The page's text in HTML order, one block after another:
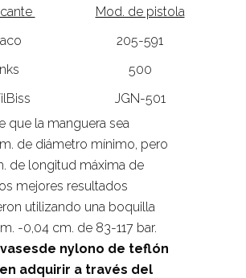
Mod. de pistola
205-591
500
JGN-501
que la manguera sea
de diámetro mínimo, pero
de longitud máxima de
mejores resultados
utilizando una boquilla
-0,04 cm. de 83-117 bar.
nylono de teflón
adquirir a través del